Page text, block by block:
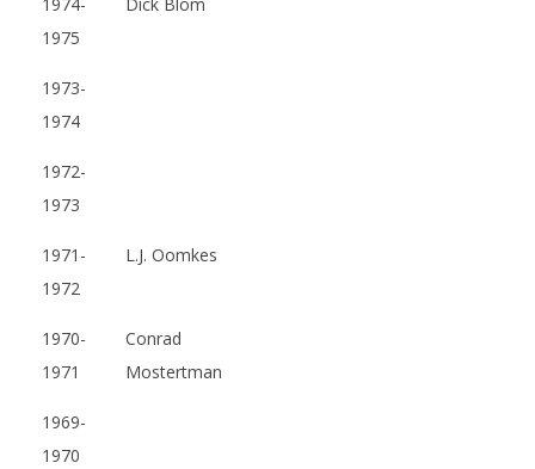
1975
1973-
1974
1972-
1973
1971-
1972
L.J. Oomkes
1970-
1971
Conrad
Mostertman
1969-
1970